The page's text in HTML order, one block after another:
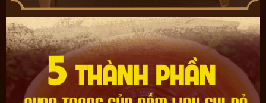
Ngoài ra, trước khi mua nấm linh chi bao tử Hàn Quốc, quý khách
hàng có thể nhận diện một số đặc điểm chính hãng dưới đây: